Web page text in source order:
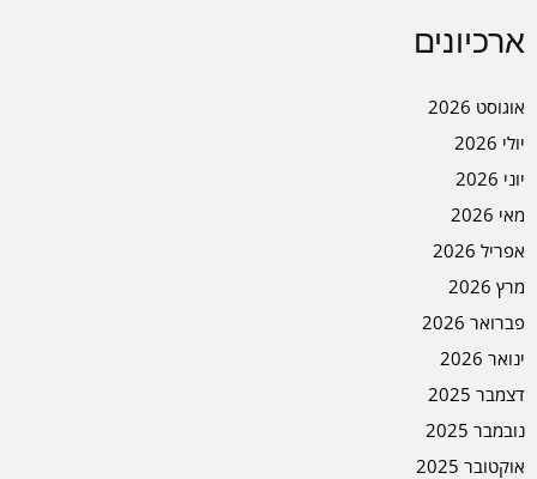
ארכיונים
אוגוסט 2026
יולי 2026
יוני 2026
מאי 2026
אפריל 2026
מרץ 2026
פברואר 2026
ינואר 2026
דצמבר 2025
נובמבר 2025
אוקטובר 2025